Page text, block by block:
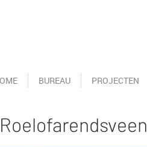
BUREAU PROJECTEN